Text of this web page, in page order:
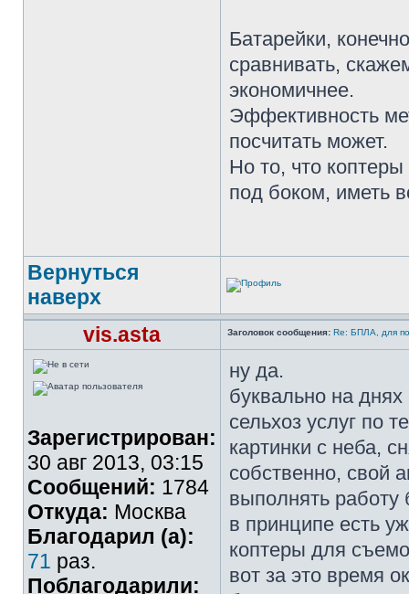
Батарейки,
сравнивать,
экономичнее.
Эффективность
посчитать может.
Но то, что
под боком, иметь
Вернуться
наверх
vis.asta
Заголовок сообщения: Re: БПЛА, для
Зарегистрирован:
30 авг 2013, 03:15
Сообщений: 1784
Откуда: Москва
Благодарил (а):
71 раз.
Поблагодарили:
ну да.
буквально на
сельхоз услуг по
картинки с неба,
собственно, свой
выполнять работу
в принципе есть
коптеры для
вот за это время